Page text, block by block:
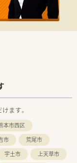
としてのスキルを磨
ます。
本市西区
市
荒尾市
宇土市
上天草市